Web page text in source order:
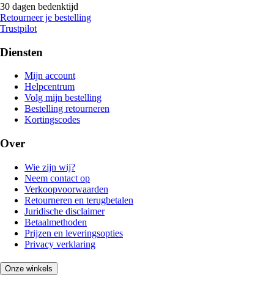
30 dagen bedenktijd
Retourneer je bestelling
Trustpilot
Diensten
Mijn account
Helpcentrum
Volg mijn bestelling
Bestelling retourneren
Kortingscodes
Over
Wie zijn wij?
Neem contact op
Verkoopvoorwaarden
Retourneren en terugbetalen
Juridische disclaimer
Betaalmethoden
Prijzen en leveringsopties
Privacy verklaring
Onze winkels